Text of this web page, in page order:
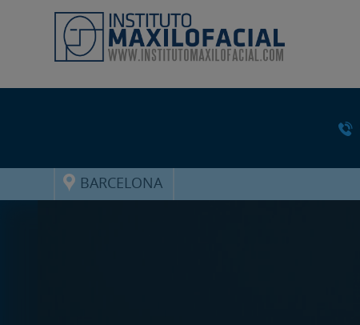
BARCELONA